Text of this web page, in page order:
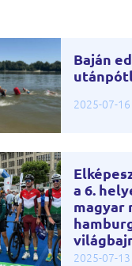
Baján
2025-07-
a 6.
magyar
2025-07-